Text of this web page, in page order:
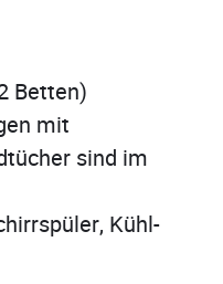
Betten)
mit
sind im
Kühl-